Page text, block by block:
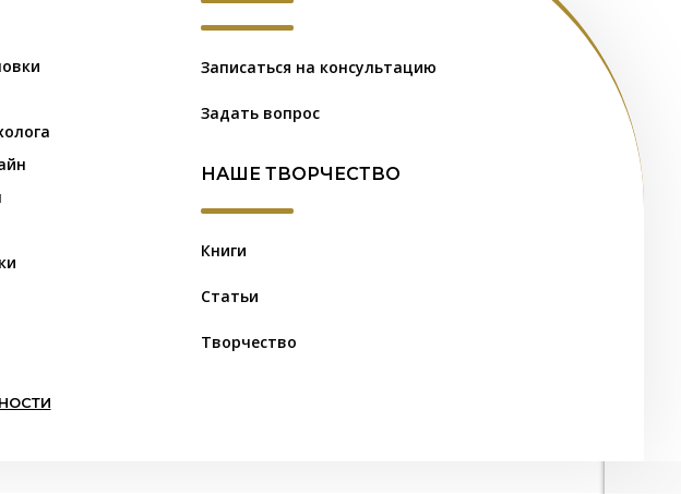
Записаться на консультацию
Задать вопрос
НАШЕ ТВОРЧЕСТВО
Книги
Статьи
Творчество